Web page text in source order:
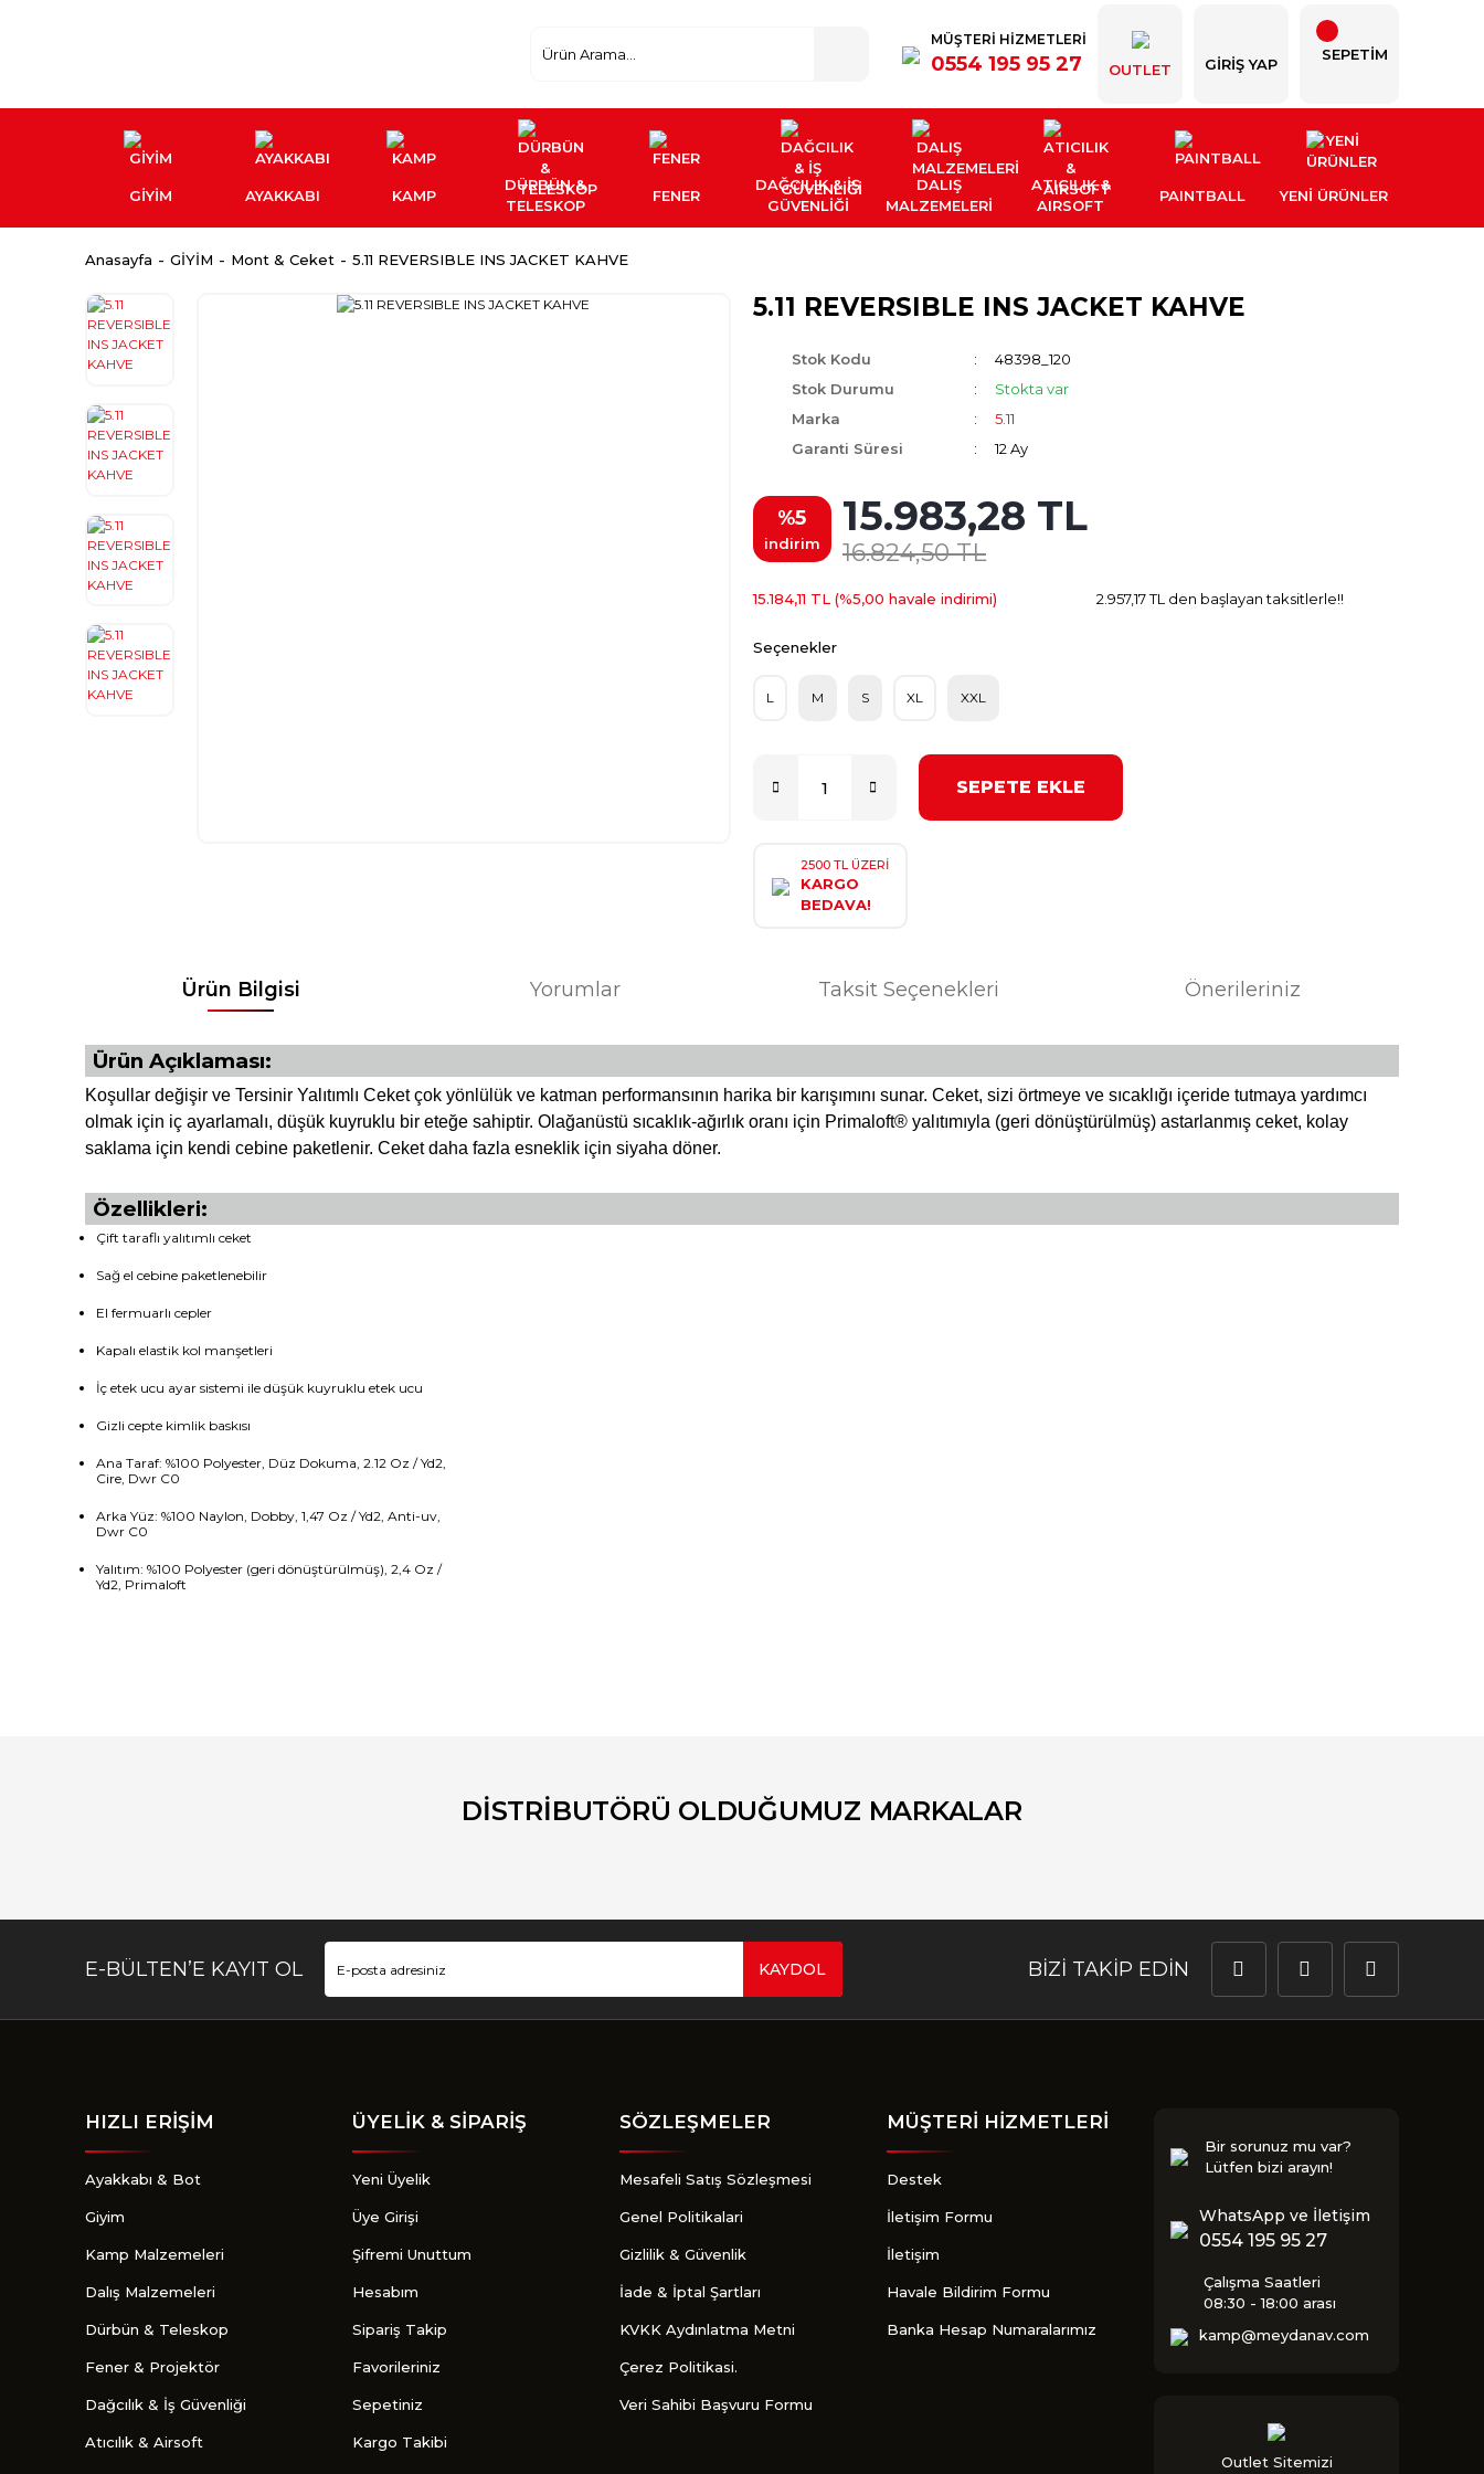
MÜŞTERİ HİZMETLERİ
0554 195 95 27 OUTLET GIRIŞ YAP
SEPETİM
GİYİM AYAKKABI KAMP
DÜRBÜN &
TELESKOP
FENER
DAĞCILIK & İŞ
GÜVENLİĞİ
DALIŞ
MALZEMELERİ
ATICILIK &
AIRSOFT
PAINTBALL YENI ÜRÜNLER
Anasayfa GİYİM Mont & Ceket 5.11 REVERSIBLE INS JACKET KAHVE
5.11 REVERSIBLE INS JACKET KAHVE
Stok Kodu
48398_120
Stok Durumu
Stokta var
Marka
5.11
Garanti Süresi
12 Ay
%5
indirim
15.983,28 TL
16.824,50 TL
15.184,11 TL (%5,00 havale indirimi) 2.957,17 TL den başlayan taksitlerle!!
Seçenekler
L M S XL XXL
SEPETE EKLE
2500 TL ÜZERİ
KARGO
BEDAVA!
Ürün Bilgisi Yorumlar Taksit Seçenekleri Önerileriniz
Ürün Açıklaması:
Koşullar değişir ve Tersinir Yalıtımlı Ceket çok yönlülük ve katman performansının harika bir karışımını sunar. Ceket, sizi örtmeye ve sıcaklığı içeride tutmaya yardımcı
olmak için iç ayarlamalı, düşük kuyruklu bir eteğe sahiptir. Olağanüstü sıcaklık-ağırlık oranı için Primaloft® yalıtımıyla (geri dönüştürülmüş) astarlanmış ceket, kolay
saklama için kendi cebine paketlenir. Ceket daha fazla esneklik için siyaha döner.
Özellikleri:
Çift taraflı yalıtımlı ceket
Sağ el cebine paketlenebilir
El fermuarlı cepler
Kapalı elastik kol manşetleri
İç etek ucu ayar sistemi ile düşük kuyruklu etek ucu
Gizli cepte kimlik baskısı
Ana Taraf: %100 Polyester, Düz Dokuma, 2.12 Oz / Yd2,
Cire, Dwr ​​C0
Arka Yüz: %100 Naylon, Dobby, 1,47 Oz / Yd2, Anti-uv,
Dwr ​​C0
Yalıtım: %100 Polyester (geri dönüştürülmüş), 2,4 Oz /
Yd2, Primaloft
Yorum Yaz
DİSTRİBUTÖRÜ OLDUĞUMUZ MARKALAR
E-BÜLTEN’E KAYIT OL KAYDOL BİZİ TAKİP EDİN
HIZLI ERİŞİM
Ayakkabı & Bot
Giyim
Kamp Malzemeleri
Dalış Malzemeleri
Dürbün & Teleskop
Fener & Projektör
Dağcılık & İş Güvenliği
Atıcılık & Airsoft
ÜYELİK & SİPARİŞ
Yeni Üyelik
Üye Girişi
Şifremi Unuttum
Hesabım
Sipariş Takip
Favorileriniz
Sepetiniz
Kargo Takibi
SÖZLEŞMELER
Mesafeli Satış Sözleşmesi
Genel Politikalari
Gizlilik & Güvenlik
İade & İptal Şartları
KVKK Aydınlatma Metni
Çerez Politikasi.
Veri Sahibi Başvuru Formu
MÜŞTERİ HİZMETLERİ
Destek
İletişim Formu
İletişim
Havale Bildirim Formu
Banka Hesap Numaralarımız
Bir sorunuz mu var?
Lütfen bizi arayın!
WhatsApp ve İletişim
0554 195 95 27
Çalışma Saatleri
08:30 - 18:00 arası
kamp@meydanav.com
Outlet Sitemizi